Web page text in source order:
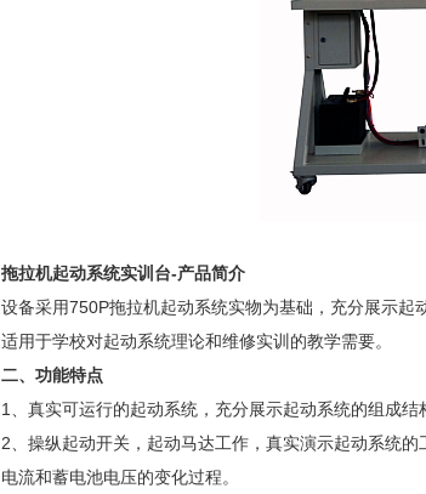
拖拉机起动系统实训台-产品简介
设备采用750P拖拉机起动系统实物为基础，充分展示起
适用于学校对起动系统理论和维修实训的教学需要。
二、功能特点
1、真实可运行的起动系统，充分展示起动系统的组成结
2、操纵起动开关，起动马达工作，真实演示起动系统
电流和蓄电池电压的变化过程。